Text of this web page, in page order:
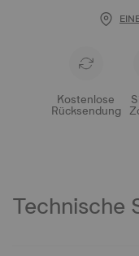
Kostenlose
Rücksendung
Technische